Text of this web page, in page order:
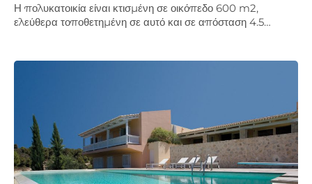
Η πολυκατοικία είναι κτισμένη σε οικόπεδο 600 m2,
ελεύθερα τοποθετημένη σε αυτό και σε απόσταση 4.5…